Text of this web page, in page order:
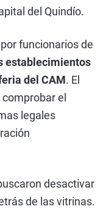
del Quindío.
funcionarios de
establecimientos
del CAM. El
el
legales
desactivar
de las vitrinas.